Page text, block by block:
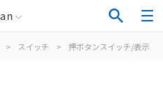
> スイッチ > 押ボタンスイッチ/表示灯